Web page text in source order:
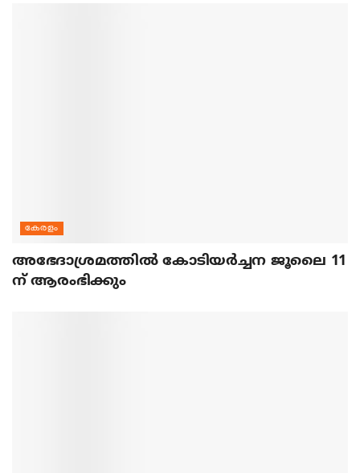
കേരളം
അഭേദാശ്രമത്തില്‍ കോടിയര്‍ച്ചന ജൂലൈ 11
ന് ആരംഭിക്കും